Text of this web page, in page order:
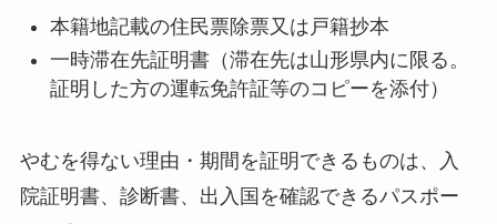
本籍地記載の住民票除票又は戸籍抄本
一時滞在先証明書（滞在先は山形県内に限る。
証明した方の運転免許証等のコピーを添付）
やむを得ない理由・期間を証明できるものは、入
院証明書、診断書、出入国を確認できるパスポー